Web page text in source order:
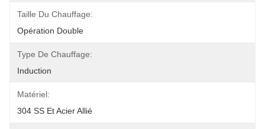
Taille Du Chauffage:
Opération Double
Type De Chauffage:
Induction
Matériel:
304 SS Et Acier Allié